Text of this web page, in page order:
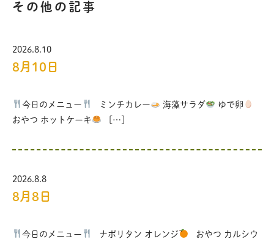
その他の記事
2026.8.10
8月10日
今日のメニュー ミンチカレー 海藻サラダ
ゆで卵
おやつ ホットケーキ
[…]
2026.8.8
8月8日
今日のメニュー ナポリタン オレンジ
おやつ カルシウ